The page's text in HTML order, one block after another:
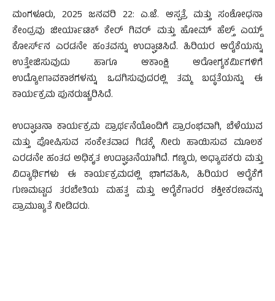
ಮಂಗಳೂರು, 2025 ಜನವರಿ 22: ಎ.ಜೆ. ಆಸ್ಪತ್ರೆ ಮತ್ತು ಸಂಶೋಧನಾ
ಕೇಂದ್ರವು ಜೀರ್ಯಾಟಿಕ್ ಕೇರ್ ಗಿವರ್ ಮತ್ತು ಹೋಮ್ ಹೆಲ್ತ್ ಎಯ್ಡ್
ಕೋರ್ಸ್‌ನ ಎರಡನೇ ಹಂತವನ್ನು ಉದ್ಘಾಟಿಸಿದೆ. ಹಿರಿಯರ ಆರೈಕೆಯನ್ನು
ಉತ್ತೇಜಿಸುವುದು ಹಾಗೂ ಆಕಾಂಕ್ಷಿ ಆರೋಗ್ಯಕರ್ಮಿಗಳಿಗೆ
ಉದ್ಯೋಗಾವಕಾಶಗಳನ್ನು ಒದಗಿಸುವುದರಲ್ಲಿ ತಮ್ಮ ಬದ್ಧತೆಯನ್ನು ಈ
ಕಾರ್ಯಕ್ರಮ ಪುನರುಚ್ಚರಿಸಿದೆ.
ಉದ್ಘಾಟನಾ ಕಾರ್ಯಕ್ರಮ ಪ್ರಾರ್ಥನೆಯೊಂದಿಗೆ ಪ್ರಾರಂಭವಾಗಿ, ಬೆಳೆಯುವ
ಮತ್ತು ಪೋಷಿಸುವ ಸಂಕೇತವಾದ ಗಿಡಕ್ಕೆ ನೀರು ಹಾಯಿಸುವ ಮೂಲಕ
ಎರಡನೇ ಹಂತದ ಅಧಿಕೃತ ಉದ್ಘಾಟನೆಯಾಗಿದೆ. ಗಣ್ಯರು, ಅಧ್ಯಾಪಕರು ಮತ್ತು
ವಿದ್ಯಾರ್ಥಿಗಳು ಈ ಕಾರ್ಯಕ್ರಮದಲ್ಲಿ ಭಾಗವಹಿಸಿ, ಹಿರಿಯರ ಆರೈಕೆಗೆ
ಗುಣಮಟ್ಟದ ತರಬೇತಿಯ ಮಹತ್ವ ಮತ್ತು ಆರೈಕೆಗಾರರ ಶಕ್ತೀಕರಣವನ್ನು
ಪ್ರಾಮುಖ್ಯತೆ ನೀಡಿದರು.